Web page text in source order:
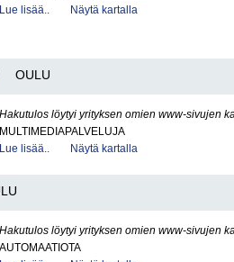
Lue lisää..
Näytä kartalla
OULU
Hakutulos löytyi yrityksen omien www-sivujen
MULTIMEDIAPALVELUJA
Lue lisää..
Näytä kartalla
Hakutulos löytyi yrityksen omien www-sivujen
AUTOMAATIOTA